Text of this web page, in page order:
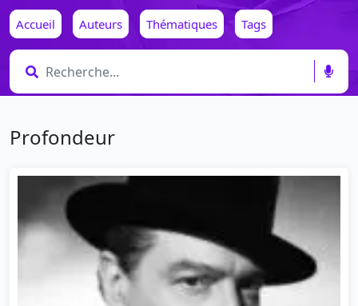
Accueil Auteurs Thématiques Tags
Profondeur